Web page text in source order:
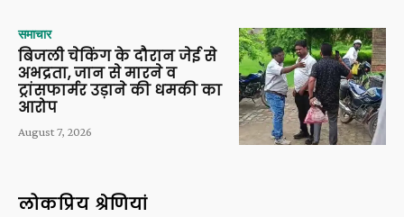
समाचार
बिजली चेकिंग के दौरान जेई से
अभद्रता, जान से मारने व
ट्रांसफार्मर उड़ाने की धमकी का
आरोप
August 7, 2026
लोकप्रिय श्रेणियां